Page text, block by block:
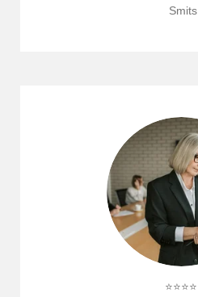
Smits
⭐⭐⭐⭐